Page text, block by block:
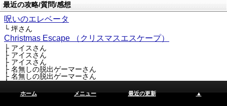
最近の攻略/質問/感想
呪いのエレベータ
└ 坪さん
Christmas Escape （クリスマスエスケープ）
├ アイスさん
├ アイスさん
├ アイスさん
├ 名無しの脱出ゲーマーさん
├ 名無しの脱出ゲーマーさん
├ saiazinnさん
└ saiazinnさん
ホーム メニュー 最近の更新 ▲